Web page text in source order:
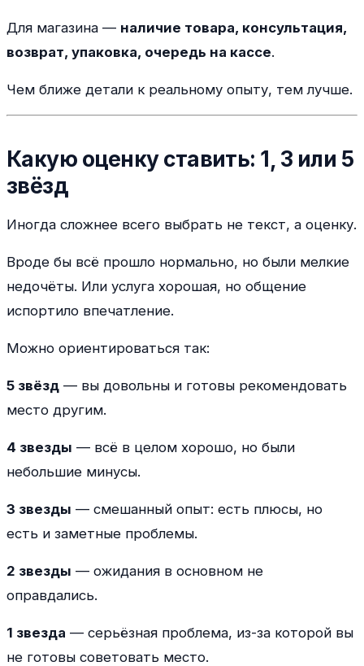
Для магазина — наличие товара, консультация,
возврат, упаковка, очередь на кассе.
Чем ближе детали к реальному опыту, тем лучше.
Какую оценку ставить: 1, 3 или 5
звёзд
Иногда сложнее всего выбрать не текст, а оценку.
Вроде бы всё прошло нормально, но были мелкие
недочёты. Или услуга хорошая, но общение
испортило впечатление.
Можно ориентироваться так:
5 звёзд — вы довольны и готовы рекомендовать
место другим.
4 звезды — всё в целом хорошо, но были
небольшие минусы.
3 звезды — смешанный опыт: есть плюсы, но
есть и заметные проблемы.
2 звезды — ожидания в основном не
оправдались.
1 звезда — серьёзная проблема, из-за которой вы
не готовы советовать место.